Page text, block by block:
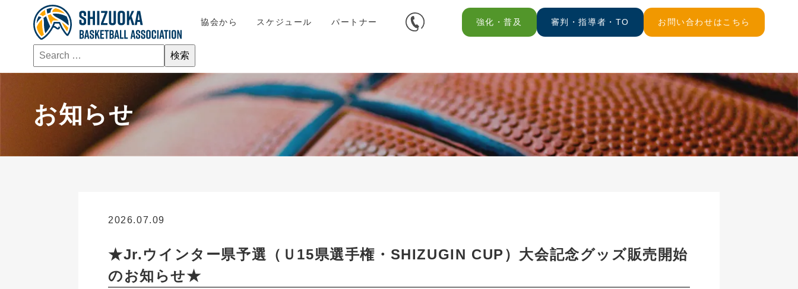
協会から スケジュール パートナー 強化・普及 審判・指導者・TO お問い合わせはこちら
お知らせ
2026.07.09
★Jr.ウインター県予選（Ｕ15県選手権・SHIZUGIN CUP）大会記念グッズ販売開始
のお知らせ★